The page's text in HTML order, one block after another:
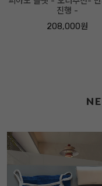
179,000원